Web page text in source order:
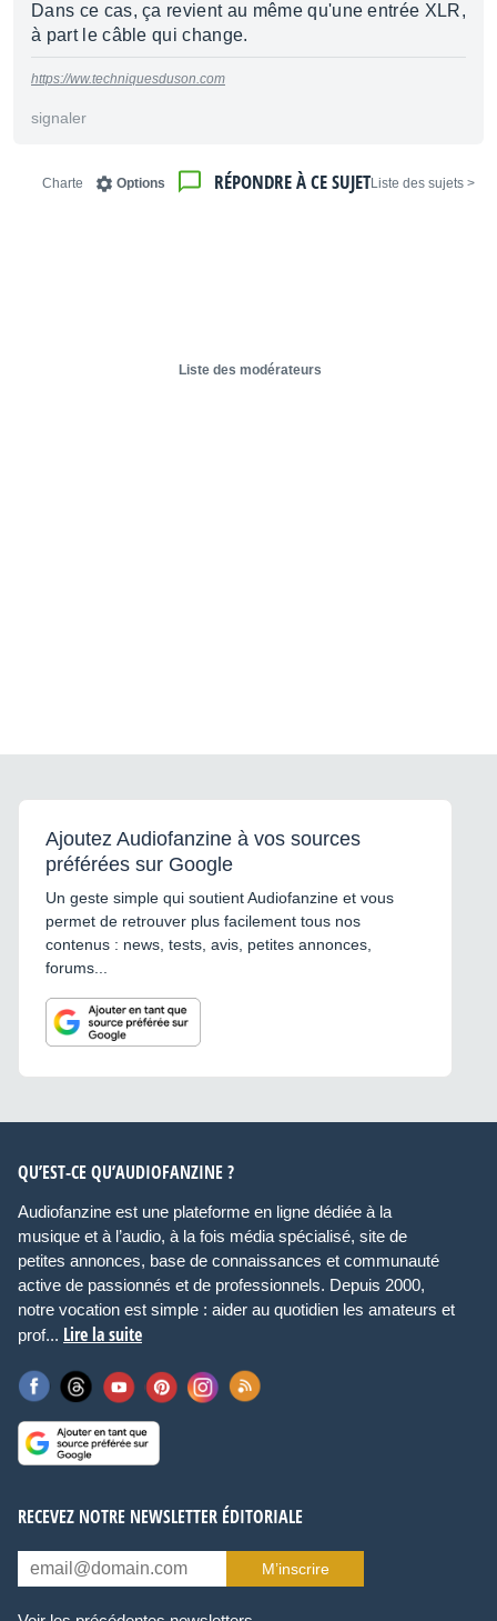
Dans ce cas, ça revient au même qu'une entrée XLR,
à part le câble qui change.
https://ww.techniquesduson.com
signaler
< Liste des sujets
RÉPONDRE À CE SUJET
Options
Charte
Liste des modérateurs
Ajoutez Audiofanzine à vos sources
préférées sur Google
Un geste simple qui soutient Audiofanzine et vous
permet de retrouver plus facilement tous nos
contenus : news, tests, avis, petites annonces,
forums...
QU’EST-CE QU’AUDIOFANZINE ?
Audiofanzine est une plateforme en ligne dédiée à la
musique et à l’audio, à la fois média spécialisé, site de
petites annonces, base de connaissances et communauté
active de passionnés et de professionnels. Depuis 2000,
notre vocation est simple : aider au quotidien les amateurs et
prof... Lire la suite
RECEVEZ NOTRE NEWSLETTER ÉDITORIALE
M’inscrire